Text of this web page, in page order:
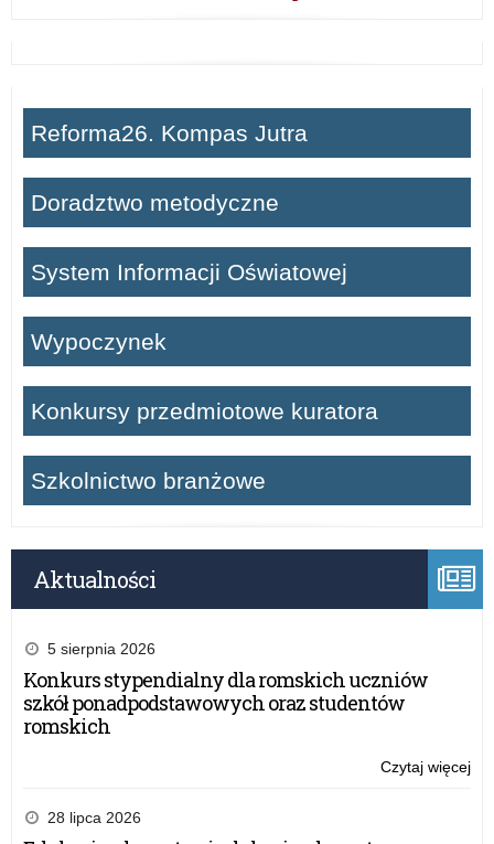
Reforma26. Kompas Jutra
Doradztwo metodyczne
System Informacji Oświatowej
Wypoczynek
Konkursy przedmiotowe kuratora
Szkolnictwo branżowe
Aktualności
5 sierpnia 2026
Konkurs stypendialny dla romskich uczniów
szkół ponadpodstawowych oraz studentów
romskich
Czytaj więcej
28 lipca 2026